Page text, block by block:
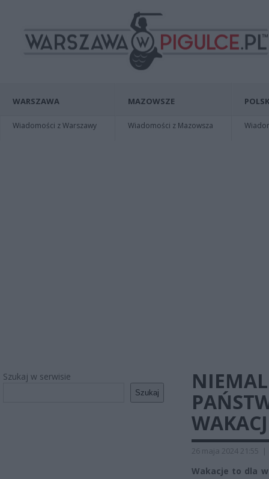
WARSZAWA
Wiadomości z Warszawy
MAZOWSZE
Wiadomości z Mazowsza
Szukaj w serwisie
Szukaj
26 maja 2024 21:55 |
Wakacje to dla